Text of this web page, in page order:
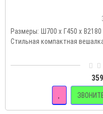
Размеры: Ш700 х Г450 х
Стильная компактная